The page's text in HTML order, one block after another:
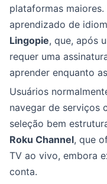
plataformas
aprendizado de
Lingopie, que, após
requer uma
aprender enquanto
Usuários
navegar de serviços
seleção bem
Roku Channel, que
TV ao vivo, embora
conta.